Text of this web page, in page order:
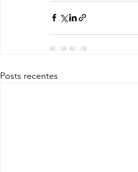
Posts recentes